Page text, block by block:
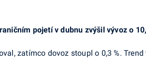
pojetí v dubnu zvýšil vývoz o
zatímco dovoz stoupl o 0,3 %.